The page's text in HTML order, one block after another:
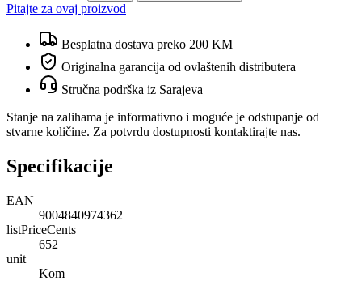
Pitajte za ovaj proizvod
Besplatna dostava preko 200 KM
Originalna garancija od ovlaštenih distributera
Stručna podrška iz Sarajeva
Stanje na zalihama je informativno i moguće je odstupanje od
stvarne količine. Za potvrdu dostupnosti kontaktirajte nas.
Specifikacije
EAN
9004840974362
listPriceCents
652
unit
Kom